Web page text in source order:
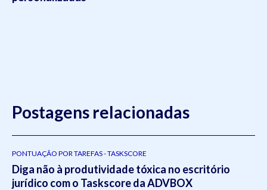
Postagens relacionadas
PONTUAÇÃO POR TAREFAS - TASKSCORE
Diga não à produtividade tóxica no escritório
jurídico com o Taskscore da ADVBOX